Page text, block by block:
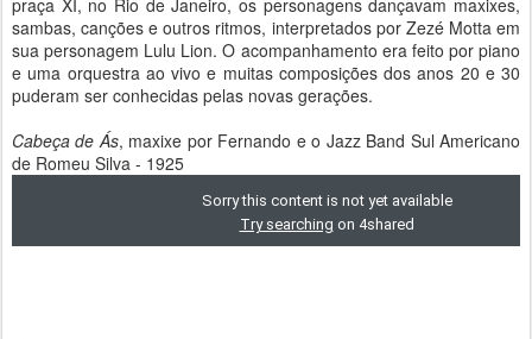
praça XI, no Rio de Janeiro, os personagens dançavam maxixes,
sambas, canções e outros ritmos, interpretados por Zezé Motta em
sua personagem Lulu Lion. O acompanhamento era feito por piano
e uma orquestra ao vivo e muitas composições dos anos 20 e 30
puderam ser conhecidas pelas novas gerações.
Cabeça de Ás, maxixe por Fernando e o Jazz Band Sul Americano
de Romeu Silva - 1925